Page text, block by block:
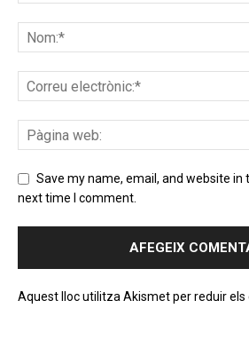
Save my name, email, and website in
next time I comment.
Aquest lloc utilitza Akismet per reduir els